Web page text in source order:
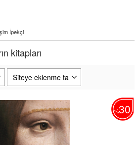
İpekçi
kitapları
%30